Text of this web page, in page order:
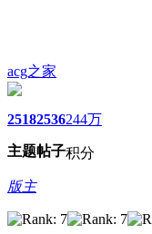
acg之家
2518
主题
2536
帖子
244万
积分
版主